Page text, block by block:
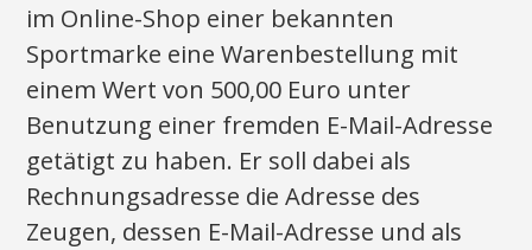
im Online-Shop einer bekannten
Sportmarke eine Warenbestellung mit
einem Wert von 500,00 Euro unter
Benutzung einer fremden E-Mail-Adresse
getätigt zu haben. Er soll dabei als
Rechnungsadresse die Adresse des
Zeugen, dessen E-Mail-Adresse und als